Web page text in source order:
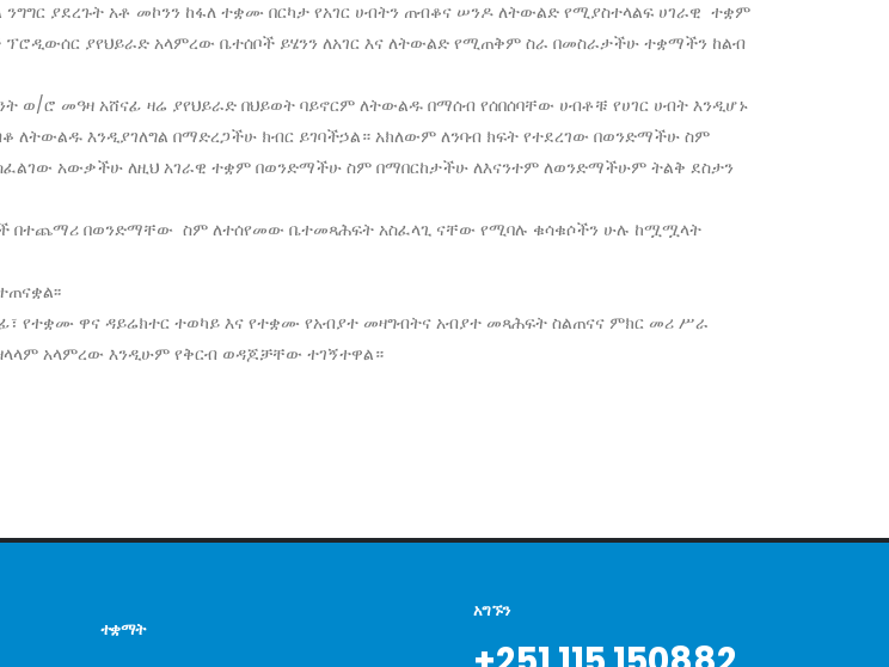
ያደረጉት አቶ መኮንን ከፋለ ተቋሙ በርካታ የአገር ሀብትን ጠብቆና ሠንዶ ለትውልድ የሚያስተላልፍ ሀገራዊ ተቋም
ያየህይራድ አላምረው ቤተሰቦች ይሄንን ለአገር እና ለትውልድ የሚጠቅም ስራ በመስራታችሁ ተቋማችን ከልብ
ወ/ሮ መዓዛ አሸናፊ ዛሬ ያየህይራድ በህይወት ባይኖርም ለትውልዱ በማሰብ የሰበሰባቸው ሀብቶቹ የሀገር ሀብት እንዲሆኑ
እንዲያገለግል በማድረጋችሁ ክብር ይገባችኃል። አክለውም ለንባብ ክፍት የተደረገው በወንድማችሁ ስም
አውቃችሁ ለዚህ አገራዊ ተቋም በወንድማችሁ ስም በማበርከታችሁ ለእናንተም ለወንድማችሁም ትልቅ ደስታን
በወንድማቸው ስም ለተሰየመው ቤተመጻሕፍት አስፈላጊ ናቸው የሚባሉ ቁሳቁሶችን ሁሉ ከሟሟላት
የተቋሙ ዋና ዳይሬክተር ተወካይ እና የተቋሙ የአብያተ መዛግብትና አብያተ መጻሕፍት ስልጠናና ምክር መሪ ሥራ
አላምረው እንዲሁም የቅርብ ወዳጆቻቸው ተገኝተዋል።
ተቋማት
አግኙን